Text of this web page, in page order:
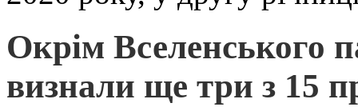
Окрім Вселенського
визнали ще три з 15